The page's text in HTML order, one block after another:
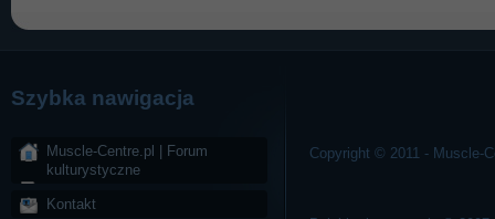
Szybka nawigacja
Muscle-Centre.pl | Forum
kulturystyczne
Kontakt
Copyright © 2011 - Muscle-